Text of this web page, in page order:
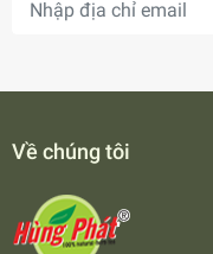
Về chúng tôi